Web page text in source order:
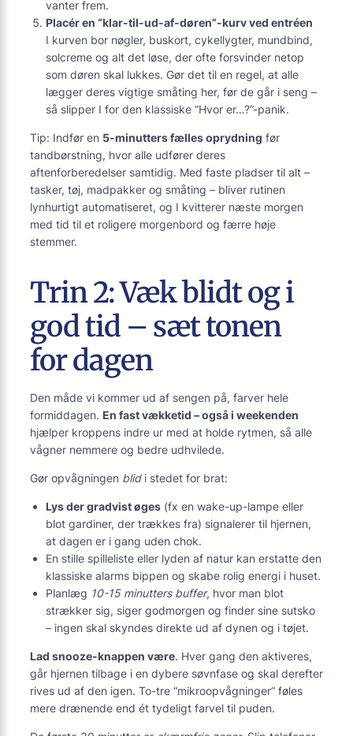
vanter frem.
Placér en “klar-til-ud-af-døren”-kurv ved entréen
I kurven bor nøgler, buskort, cykellygter, mundbind,
solcreme og alt det løse, der ofte forsvinder netop
som døren skal lukkes. Gør det til en regel, at alle
lægger deres vigtige småting her, før de går i seng –
så slipper I for den klassiske “Hvor er…?”-panik.
Tip: Indfør en 5-minutters fælles oprydning før
tandbørstning, hvor alle udfører deres
aftenforberedelser samtidig. Med faste pladser til alt –
tasker, tøj, madpakker og småting – bliver rutinen
lynhurtigt automatiseret, og I kvitterer næste morgen
med tid til et roligere morgenbord og færre høje
stemmer.
Trin 2: Væk blidt og i
god tid – sæt tonen
for dagen
Den måde vi kommer ud af sengen på, farver hele
formiddagen. En fast vækketid – også i weekenden
hjælper kroppens indre ur med at holde rytmen, så alle
vågner nemmere og bedre udhvilede.
Gør opvågningen blidi stedet for brat:
Lys der gradvist øges (fx en wake-up-lampe eller
blot gardiner, der trækkes fra) signalerer til hjernen,
at dagen er i gang uden chok.
En stille spilleliste eller lyden af natur kan erstatte den
klassiske alarms bippen og skabe rolig energi i huset.
Planlæg 10-15 minutters buffer, hvor man blot
strækker sig, siger godmorgen og finder sine sutsko
– ingen skal skyndes direkte ud af dynen og i tøjet.
Lad snooze-knappen være. Hver gang den aktiveres,
går hjernen tilbage i en dybere søvnfase og skal derefter
rives ud af den igen. To-tre “mikroopvågninger” føles
mere drænende end ét tydeligt farvel til puden.